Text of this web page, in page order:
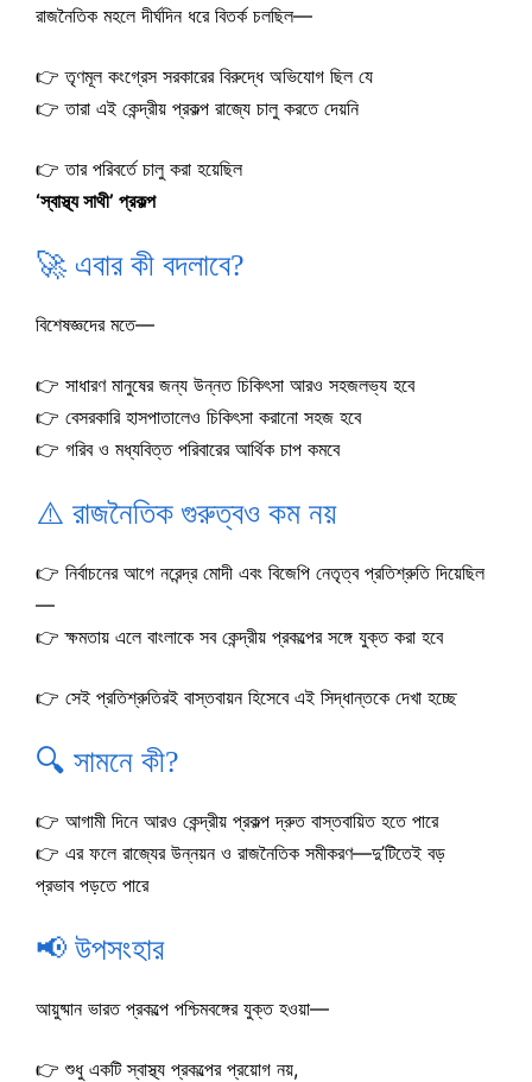
রাজনৈতিক মহলে দীর্ঘদিন ধরে বিতর্ক চলছিল—
👉 তৃণমূল কংগ্রেস সরকারের বিরুদ্ধে অভিযোগ ছিল যে
👉 তারা এই কেন্দ্রীয় প্রকল্প রাজ্যে চালু করতে দেয়নি
👉 তার পরিবর্তে চালু করা হয়েছিল
‘স্বাস্থ্য সাথী’ প্রকল্প
🚀 এবার কী বদলাবে?
বিশেষজ্ঞদের মতে—
👉 সাধারণ মানুষের জন্য উন্নত চিকিৎসা আরও সহজলভ্য হবে
👉 বেসরকারি হাসপাতালেও চিকিৎসা করানো সহজ হবে
👉 গরিব ও মধ্যবিত্ত পরিবারের আর্থিক চাপ কমবে
⚠️ রাজনৈতিক গুরুত্বও কম নয়
👉 নির্বাচনের আগে নরেন্দ্র মোদী এবং বিজেপি নেতৃত্ব প্রতিশ্রুতি দিয়েছিল
—
👉 ক্ষমতায় এলে বাংলাকে সব কেন্দ্রীয় প্রকল্পের সঙ্গে যুক্ত করা হবে
👉 সেই প্রতিশ্রুতিরই বাস্তবায়ন হিসেবে এই সিদ্ধান্তকে দেখা হচ্ছে
🔍 সামনে কী?
👉 আগামী দিনে আরও কেন্দ্রীয় প্রকল্প দ্রুত বাস্তবায়িত হতে পারে
👉 এর ফলে রাজ্যের উন্নয়ন ও রাজনৈতিক সমীকরণ—দু’টিতেই বড়
প্রভাব পড়তে পারে
📢 উপসংহার
আয়ুষ্মান ভারত প্রকল্পে পশ্চিমবঙ্গের যুক্ত হওয়া—
👉 শুধু একটি স্বাস্থ্য প্রকল্পের প্রয়োগ নয়,